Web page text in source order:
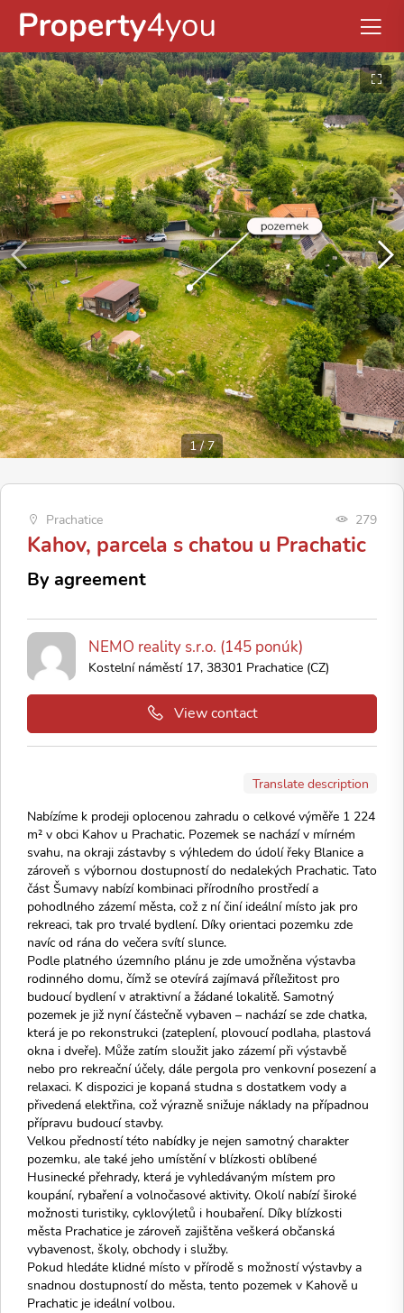
1/7
Prachatice 279
Kahov, parcela s chatou u Prachatic
By agreement
NEMO reality s.r.o. (145 ponúk)
Kostelní náměstí 17, 38301 Prachatice (CZ)
View contact
Translate description
Nabízíme k prodeji oplocenou zahradu o celkové výměře 1 224
m² v obci Kahov u Prachatic. Pozemek se nachází v mírném
svahu, na okraji zástavby s výhledem do údolí řeky Blanice a
zároveň s výbornou dostupností do nedalekých Prachatic. Tato
část Šumavy nabízí kombinaci přírodního prostředí a
pohodlného zázemí města, což z ní činí ideální místo jak pro
rekreaci, tak pro trvalé bydlení. Díky orientaci pozemku zde
navíc od rána do večera svítí slunce.
Podle platného územního plánu je zde umožněna výstavba
rodinného domu, čímž se otevírá zajímavá příležitost pro
budoucí bydlení v atraktivní a žádané lokalitě. Samotný
pozemek je již nyní částečně vybaven – nachází se zde chatka,
která je po rekonstrukci (zateplení, plovoucí podlaha, plastová
okna i dveře). Může zatím sloužit jako zázemí při výstavbě
nebo pro rekreační účely, dále pergola pro venkovní posezení a
relaxaci. K dispozici je kopaná studna s dostatkem vody a
přivedená elektřina, což výrazně snižuje náklady na případnou
přípravu budoucí stavby.
Velkou předností této nabídky je nejen samotný charakter
pozemku, ale také jeho umístění v blízkosti oblíbené
Husinecké přehrady, která je vyhledávaným místem pro
koupání, rybaření a volnočasové aktivity. Okolí nabízí široké
možnosti turistiky, cyklovýletů i houbaření. Díky blízkosti
města Prachatice je zároveň zajištěna veškerá občanská
vybavenost, školy, obchody i služby.
Pokud hledáte klidné místo v přírodě s možností výstavby a
snadnou dostupností do města, tento pozemek v Kahově u
Prachatic je ideální volbou.